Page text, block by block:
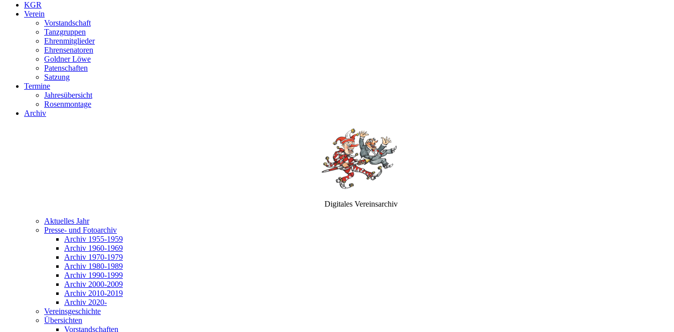
KGR
Verein
Vorstandschaft
Tanzgruppen
Ehrenmitglieder
Ehrensenatoren
Goldner Löwe
Patenschaften
Satzung
Termine
Jahresübersicht
Rosenmontage
Archiv
Digitales Vereinsarchiv
Aktuelles Jahr
Presse- und Fotoarchiv
Archiv 1955-1959
Archiv 1960-1969
Archiv 1970-1979
Archiv 1980-1989
Archiv 1990-1999
Archiv 2000-2009
Archiv 2010-2019
Archiv 2020-
Vereinsgeschichte
Übersichten
Vorstandschaften